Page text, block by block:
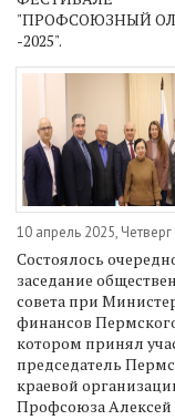
"ПРОФСОЮЗНЫЙ
-2025".
10 апрель 2025, Четверг
Состоялось
заседание
совета при
финансов
котором принял
председатель
краевой
Профсоюза Алексей